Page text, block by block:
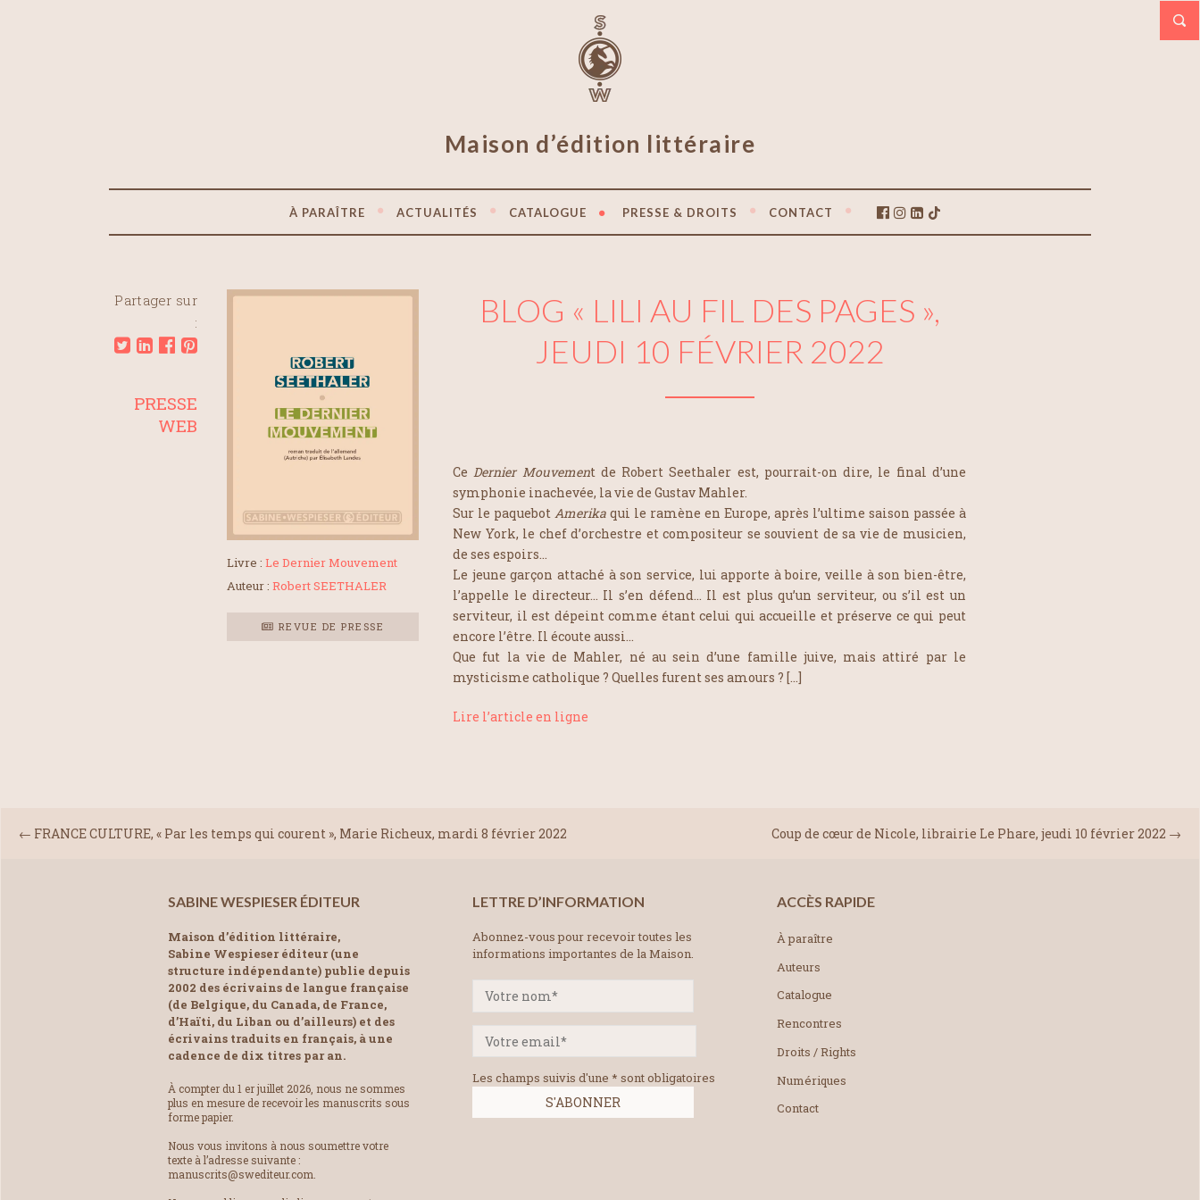
Maison d’édition littéraire
À PARAÎTRE ACTUALITÉS CATALOGUE PRESSE & DROITS CONTACT
Partager sur
:
Livre : Le Dernier Mouvement
Auteur : Robert SEETHALER
REVUE DE PRESSE
BLOG « LILI AU FIL DES PAGES »,
JEUDI 10 FÉVRIER 2022
CeDernier Mouvement de Robert Seethaler est, pourrait-on dire, le final d’une
symphonie inachevée, la vie de Gustav Mahler.
Sur le paquebotAmerika qui le ramène en Europe, après l’ultime saison passée à
New York, le chef d’orchestre et compositeur se souvient de sa vie de musicien,
de ses espoirs…
Le jeune garçon attaché à son service, lui apporte à boire, veille à son bien-être,
l’appelle le directeur… Il s’en défend… Il est plus qu’un serviteur, ou s’il est un
serviteur, il est dépeint comme étant celui qui accueille et préserve ce qui peut
encore l’être. Il écoute aussi…
Que fut la vie de Mahler, né au sein d’une famille juive, mais attiré par le
mysticisme catholique ? Quelles furent ses amours ? […]
Lire l’article en ligne
PRESSE
WEB
Coup de cœur de Nicole, librairie Le Phare, jeudi 10 février 2022 →
← FRANCE CULTURE, « Par les temps qui courent », Marie Richeux, mardi 8 février 2022
SABINE WESPIESER ÉDITEUR
Maison d’édition littéraire,
Sabine Wespieser éditeur (une
structure indépendante) publie depuis
2002 des écrivains de langue française
(de Belgique, du Canada, de France,
d’Haïti, du Liban ou d’ailleurs) et des
écrivains traduits en français, à une
cadence de dix titres par an.
À compter du 1 er juillet 2026, nous ne sommes
plus en mesure de recevoir les manuscrits sous
forme papier.
Nous vous invitons à nous soumettre votre
texte à l’adresse suivante :
manuscrits@swediteur.com.
LETTRE D’INFORMATION
Abonnez-vous pour recevoir toutes les
informations importantes de la Maison.
Les champs suivis d'une * sont obligatoires
ACCÈS RAPIDE
À paraître
Auteurs
Catalogue
Rencontres
Droits / Rights
Numériques
Contact